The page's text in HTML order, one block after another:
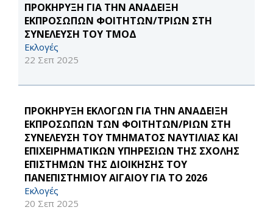
ΠΡΟΚΉΡΥΞΗ ΓΙΑ ΤΗΝ ΑΝΆΔΕΙΞΗ
ΕΚΠΡΟΣΏΠΩΝ ΦΟΙΤΗΤΏΝ/ΤΡΙΏΝ ΣΤΗ
ΣΥΝΈΛΕΥΣΗ ΤΟΥ ΤΜΟΔ
Εκλογές
22 Σεπ 2025
ΠΡΟΚΉΡΥΞΗ ΕΚΛΟΓΏΝ ΓΙΑ ΤΗΝ ΑΝΆΔΕΙΞΗ
ΕΚΠΡΟΣΏΠΩΝ ΤΩΝ ΦΟΙΤΗΤΏΝ/ΡΙΏΝ ΣΤΗ
ΣΥΝΈΛΕΥΣΗ ΤΟΥ ΤΜΉΜΑΤΟΣ ΝΑΥΤΙΛΊΑΣ ΚΑΙ
ΕΠΙΧΕΙΡΗΜΑΤΙΚΏΝ ΥΠΗΡΕΣΙΏΝ ΤΗΣ ΣΧΟΛΉΣ
ΕΠΙΣΤΗΜΏΝ ΤΗΣ ΔΙΟΊΚΗΣΗΣ ΤΟΥ
ΠΑΝΕΠΙΣΤΗΜΊΟΥ ΑΙΓΑΊΟΥ ΓΙΑ ΤΟ 2026
Εκλογές
20 Σεπ 2025